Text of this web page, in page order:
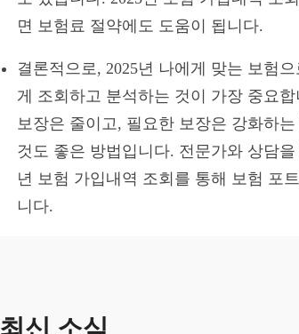
면 보험료 절약에도 도움이 됩니다.
결론적으로, 2025년 나에게 맞는 보험
게 조회하고 분석하는 것이 가장 중요
보장은 줄이고, 필요한 보장은 강화하
것도 좋은 방법입니다. 전문가와 상담
년 보험 가입내역 조회를 통해 보험 포
니다.
최신 소식